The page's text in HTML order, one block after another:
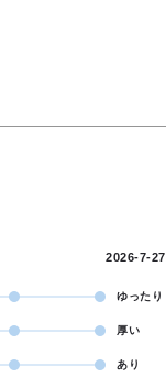
2026-7-27
ゆったり
厚い
あり